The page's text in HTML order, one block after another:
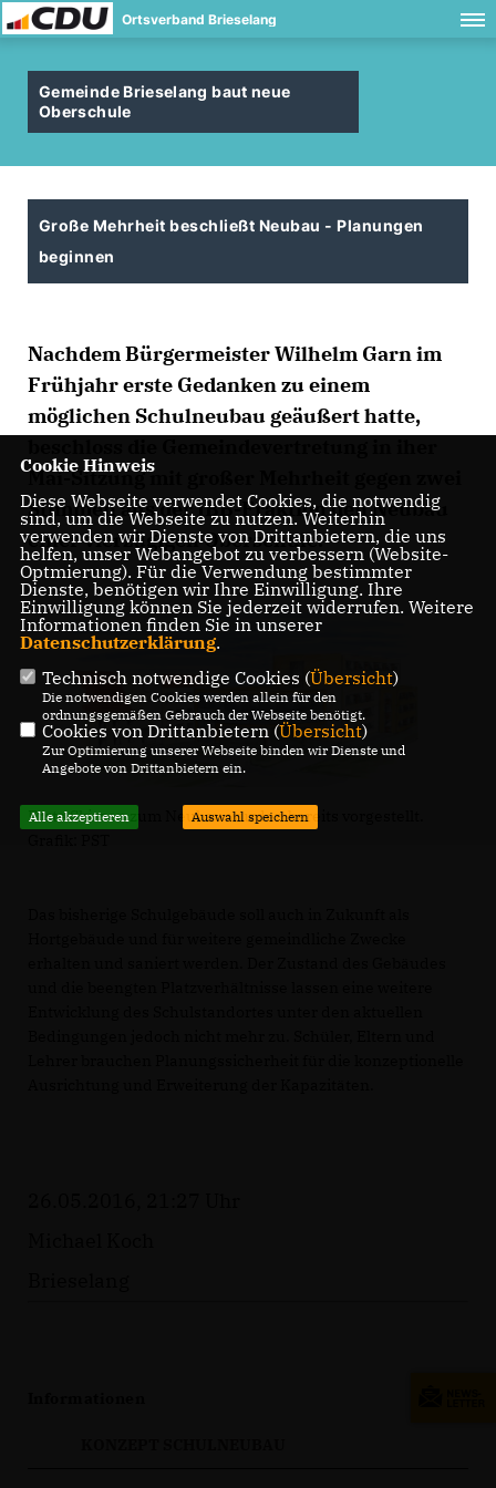
Ortsverband Brieselang
Gemeinde Brieselang baut neue
Oberschule
Große Mehrheit beschließt Neubau - Planungen
beginnen
Nachdem Bürgermeister Wilhelm Garn im
Frühjahr erste Gedanken zu einem
möglichen Schulneubau geäußert hatte,
Mai-Sitzung mit großer Mehrheit gegen zwei
Stimmen aus der IBB-Fraktion den Neubau
einer vierzügigen Oberschule.
Erste Skizzen zum Neubau wurden bereits vorgestellt.
Cookie Hinweis
Diese Webseite verwendet Cookies, die notwendig
sind, um die Webseite zu nutzen. Weiterhin
verwenden wir Dienste von Drittanbietern, die uns
helfen, unser Webangebot zu verbessern (Website-
Optmierung). Für die Verwendung bestimmter
Dienste, benötigen wir Ihre Einwilligung. Ihre
Einwilligung können Sie jederzeit widerrufen. Weitere
Informationen finden Sie in unserer
Datenschutzerklärung.
Technisch notwendige Cookies (Übersicht)
Die notwendigen Cookies werden allein für den
ordnungsgemäßen Gebrauch der Webseite benötigt.
Cookies von Drittanbietern (Übersicht)
Zur Optimierung unserer Webseite binden wir Dienste und
Angebote von Drittanbietern ein.
Alle akzeptieren Auswahl speichern